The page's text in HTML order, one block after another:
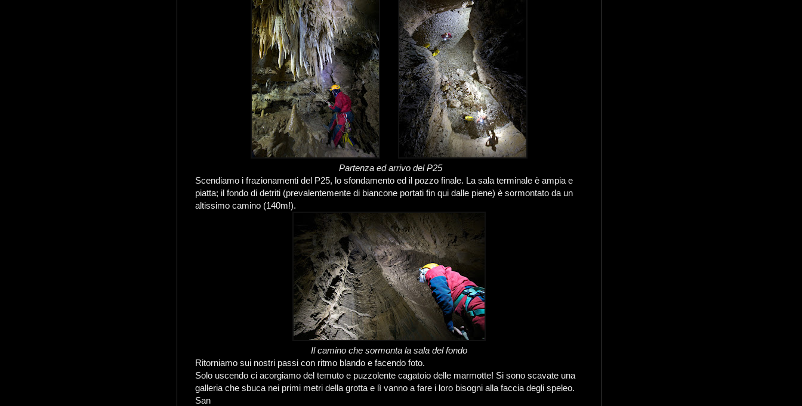
Partenza ed arrivo del P25
Scendiamo i frazionamenti del P25, lo sfondamento ed il pozzo finale. La sala terminale è ampia e
piatta; il fondo di detriti (prevalentemente di biancone portati fin qui dalle piene) è sormontato da un
altissimo camino (140m!).
Il camino che sormonta la sala del fondo
Ritorniamo sui nostri passi con ritmo blando e facendo foto.
Solo uscendo ci acorgiamo del temuto e puzzolente cagatoio delle marmotte! Si sono scavate una
galleria che sbuca nei primi metri della grotta e lì vanno a fare i loro bisogni alla faccia degli speleo.
San